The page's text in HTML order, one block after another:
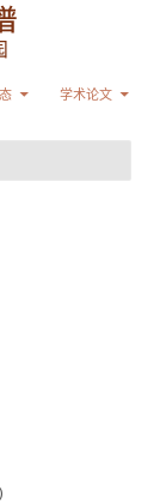
学术论文